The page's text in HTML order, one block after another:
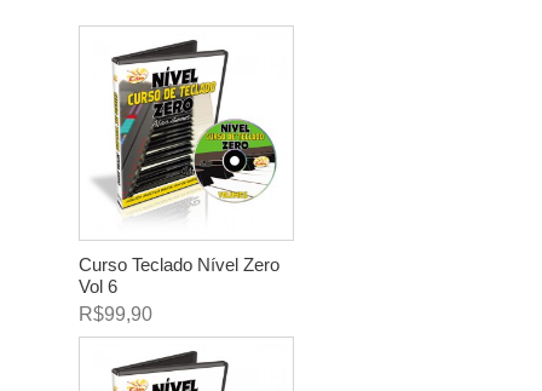
Curso Teclado Nível Zero
Vol 6
R$99,90